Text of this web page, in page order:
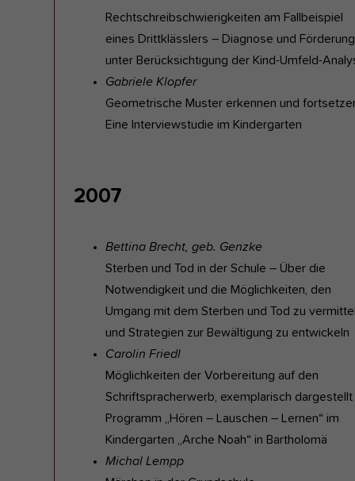
Rechtschreibschwierigkeiten am Fallbeispiel
eines Drittklässlers – Diagnose und Förderung
unter Berücksichtigung der Kind-Umfeld-
Gabriele Klopfer
Geometrische Muster erkennen und
Eine Interviewstudie im Kindergarten
2007
Bettina Brecht, geb. Genzke
Sterben und Tod in der Schule – Über die
Notwendigkeit und die Möglichkeiten, den
Umgang mit dem Sterben und Tod zu
und Strategien zur Bewältigung zu entwickeln
Carolin Friedl
Möglichkeiten der Vorbereitung auf den
Schriftspracherwerb, exemplarisch dargestellt
Programm „Hören – Lauschen – Lernen“ im
Kindergarten „Arche Noah“ in Bartholomä
Michal Lempp